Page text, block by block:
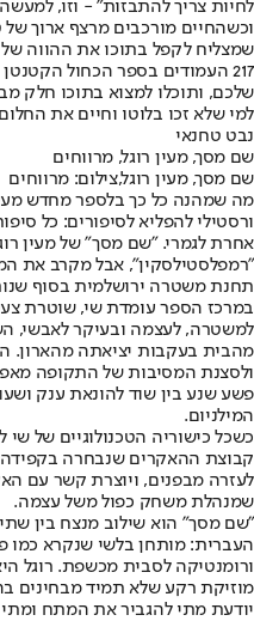
לחיות צריך להתבזות" - וזו,
וכשהחיים מורכבים מרצף ארוך
שמצליח לקפל בתוכו את ההווה
217 העמודים בספר הכחול
שלכם, ותוכלו למצוא בתוכו חלק
למי שלא זכו בלוטו וחיים את
נבט טחנאי
שם מסך, מעין רוגל, מרווחים
שם מסך, מעין רוגל,צילום: מרווחים
מה שמהנה כל כך בלספר מחדש
ורסטילי להפליא לסיפורים: כל
אחרת לגמרי. "שם מסך" של מעין
"רמפלסטילסקין", אבל מקרב את
תחנת משטרה ירושלמית בסוף שנות ה־90, רגע לפני בהלת
במרכז הספר עומדת שי, שוטרת
למשטרה, לעצמה ובעיקר לאבשי,
מהבית בעקבות יציאתה מהארון.
ולסצנת המסיבות של התקופה
פשע שנע בין שוד להונאת ענק
המילניום.
כשכל כישוריה הטכנולוגיים של
קבוצת ההאקרים שנבחרה בקפידה
לעזרה מבפנים, ויוצרת קשר עם
שמנהלת משחק כפול משל עצמה.
"שם מסך" הוא שילוב מנצח בין
העברית: מותחן בלשי שנקרא
ורומנטיקה לסבית מכשפת. רוגל
מוזיקת רקע שלא תמיד מבחינים
יודעת מתי להגביר את המתח